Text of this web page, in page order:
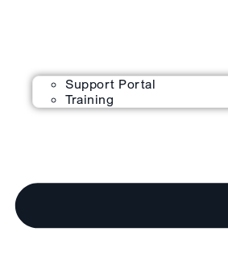
Support Portal
Training